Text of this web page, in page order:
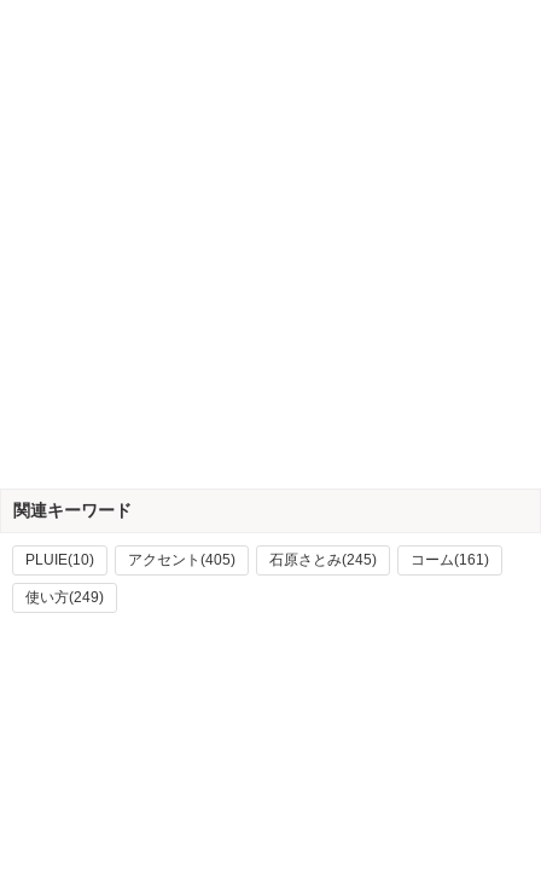
関連キーワード
PLUIE(10) アクセント(405) 石原さとみ(245) コーム(161)
使い方(249)